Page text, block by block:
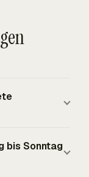
der
bis Sonntag